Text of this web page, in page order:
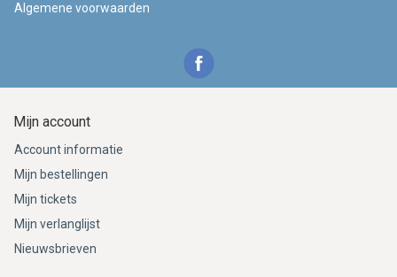
Algemene voorwaarden
Mijn account
Account informatie
Mijn bestellingen
Mijn tickets
Mijn verlanglijst
Nieuwsbrieven